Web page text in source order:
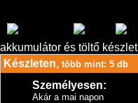
akkumulátor és töltő készlet
Készleten, több mint: 5 db
Személyesen:
Akár a mai napon